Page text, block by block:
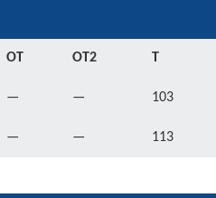
OT OT2 T
— — 103
— — 113